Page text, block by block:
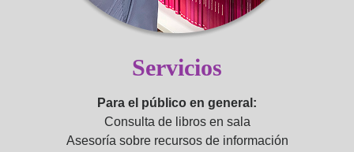
Servicios
Para el público en general:
Consulta de libros en sala
Asesoría sobre recursos de información